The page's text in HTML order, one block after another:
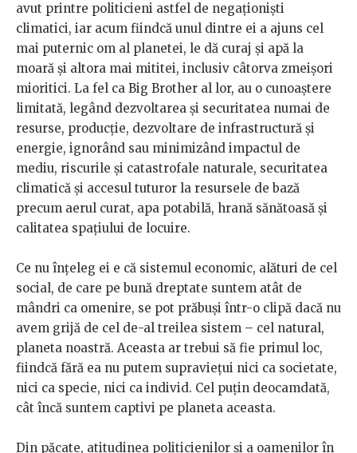
avut printre politicieni astfel de negaționiști
climatici, iar acum fiindcă unul dintre ei a ajuns cel
mai puternic om al planetei, le dă curaj și apă la
moară și altora mai mititei, inclusiv câtorva zmeișori
mioritici. La fel ca Big Brother al lor, au o cunoaștere
limitată, legând dezvoltarea și securitatea numai de
resurse, producție, dezvoltare de infrastructură și
energie, ignorând sau minimizând impactul de
mediu, riscurile și catastrofale naturale, securitatea
climatică și accesul tuturor la resursele de bază
precum aerul curat, apa potabilă, hrană sănătoasă și
calitatea spațiului de locuire.
Ce nu înțeleg ei e că sistemul economic, alături de cel
social, de care pe bună dreptate suntem atât de
mândri ca omenire, se pot prăbuși într-o clipă dacă nu
avem grijă de cel de-al treilea sistem – cel natural,
planeta noastră. Aceasta ar trebui să fie primul loc,
fiindcă fără ea nu putem supraviețui nici ca societate,
nici ca specie, nici ca individ. Cel puțin deocamdată,
cât încă suntem captivi pe planeta aceasta.
Din păcate, atitudinea politicienilor și a oamenilor în